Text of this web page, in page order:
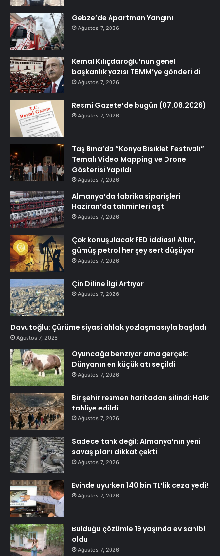
Gebze’de Apartman Yangını
Ağustos 7, 2026
Kemal Kılıçdaroğlu’nun genel
başkanlık yazısı TBMM’ye gönderildi
Ağustos 7, 2026
Resmi Gazete’de bugün (07.08.2026)
Ağustos 7, 2026
Taş Bina’da “Konya Bisiklet Festivali”
Temalı Video Mapping ve Drone
Gösterisi Yapıldı
Ağustos 7, 2026
Almanya’da fabrika siparişleri
Haziran’da tahminleri aştı
Ağustos 7, 2026
Çok konuşulacak FED iddiası! Altın,
gümüş petrol her şey sert düşüyor
Ağustos 7, 2026
Çin Diline İlgi Artıyor
Ağustos 7, 2026
Davutoğlu: Çürüme siyasi ahlak yozlaşmasıyla başladı
Ağustos 7, 2026
Oyuncağa benziyor ama gerçek:
Dünyanın en küçük atı seçildi
Ağustos 7, 2026
Bir şehir resmen haritadan silindi: Halk
tahliye edildi
Ağustos 7, 2026
Sadece tank değil: Almanya’nın yeni
savaş planı dikkat çekti
Ağustos 7, 2026
Evinde uyurken 140 bin TL’lik ceza yedi!
Ağustos 7, 2026
Bulduğu çözümle 19 yaşında ev sahibi
oldu
Ağustos 7, 2026